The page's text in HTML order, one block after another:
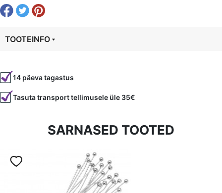
mm,
auk
kogus
TOOTEINFO
14 päeva tagastus
Tasuta transport tellimusele üle 35€
SARNASED TOOTED